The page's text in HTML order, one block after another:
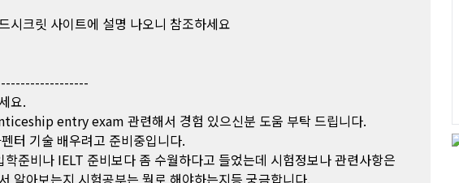
시크릿 사이트에 설명 나오니 참조하세요
요.
entry exam 관련해서 경험 있으신분 도움 부탁 드립니다.
터 기술 배우려고 준비중입니다.
학준비나 IELT 준비보다 좀 수월하다고 들었는데 시험정보나 관련사항은
알아보는지 시험공부는 뭘로 해야하는지등 궁금합니다.